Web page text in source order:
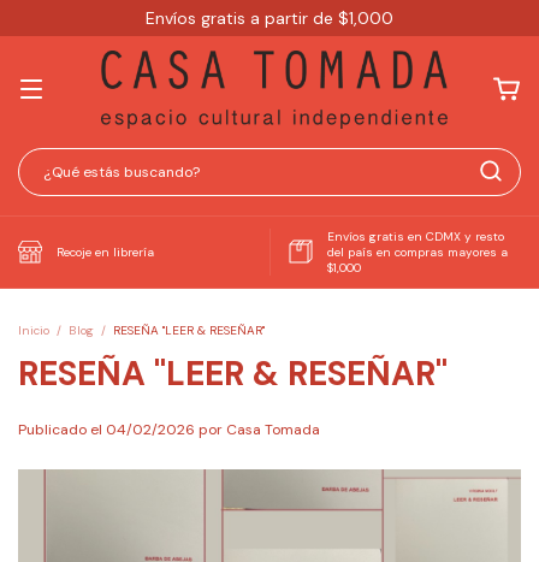
Envíos gratis a partir de $1,000
Recoje en librería
Envíos gratis en CDMX y resto
del país en compras mayores a
$1,000
Inicio / Blog / RESEÑA "LEER & RESEÑAR"
RESEÑA "LEER & RESEÑAR"
Publicado el 04/02/2026 por Casa Tomada